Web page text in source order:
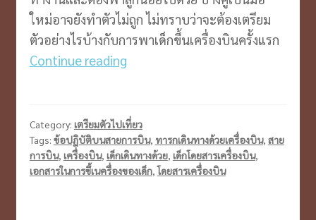
ใหม่อาจยังทำตัวไม่ถูก ไม่ทราบว่าจะต้องเตรียม
ตัวอย่างไรบ้างกับการพาเด็กขึ้นเครื่องบินครั้งแรก
Continue readingพา
เครื่อง
เตรียม
ตัวอย่าง
ไร
Category: เตรียมตัวไปเที่ยว
Tags: ข้อปฏิบัติบนสายการบิน, ทารกเดินทางด้วยเครื่องบิน, สาย
การบิน, เครื่องบิน, เด็กเดินทางด้วย, เด็กโดยสารเครื่องบิน,
เอกสารในการขึ้เนครื่องของเด็ก,โดยสารเครื่องบิน